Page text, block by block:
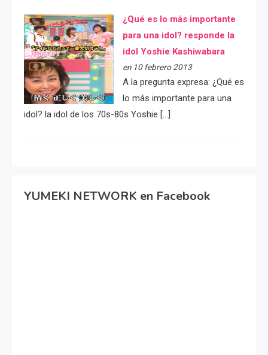
¿Qué es lo más importante
para una idol? responde la
idol Yoshie Kashiwabara
en 10 febrero 2013
A la pregunta expresa: ¿Qué es
lo más importante para una
idol? la idol de los 70s-80s Yoshie […]
YUMEKI NETWORK en Facebook